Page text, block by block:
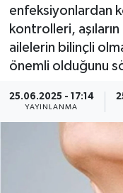
enfeksiyonlardan
kontrolleri, aşıların
ailelerin bilinçli
önemli olduğunu
25.06.2025 - 17:14
YAYINLANMA
Sağlık
Son Dakika
Haber Arşivi